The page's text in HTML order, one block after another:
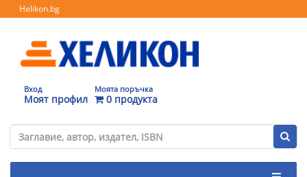
Helikon.bg
Вход
Моят профил
Моята поръчка
0 продукта